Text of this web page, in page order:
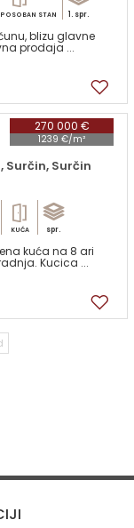
STAN 1. spr.
blizu glavne
prodaja ...
270 000 €
1239 €/m²
Surčin, Surčin
KUĆA spr.
kuća na 8 ari
Kucica ...